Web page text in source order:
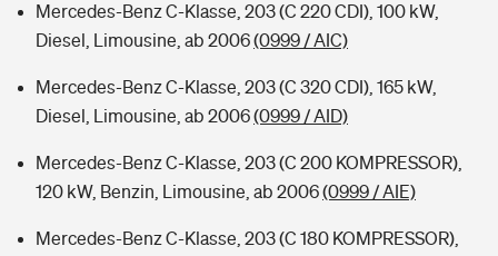
Mercedes-Benz C-Klasse, 203 (C 220 CDI), 100 kW,
Diesel, Limousine, ab 2006(0999 / AIC)
Mercedes-Benz C-Klasse, 203 (C 320 CDI), 165 kW,
Diesel, Limousine, ab 2006(0999 / AID)
Mercedes-Benz C-Klasse, 203 (C 200 KOMPRESSOR),
120 kW, Benzin, Limousine, ab 2006(0999 / AIE)
Mercedes-Benz C-Klasse, 203 (C 180 KOMPRESSOR),